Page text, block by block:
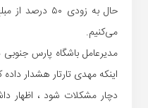
حال به زودی
می‌کنیم.
مدیرعامل باشگاه پارس
اینکه مهدی تارتار هشدار
دچار مشکلات شود ، اظهار